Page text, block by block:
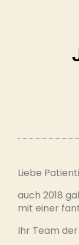
Liebe
auch 2018
mit einer
Ihr Team